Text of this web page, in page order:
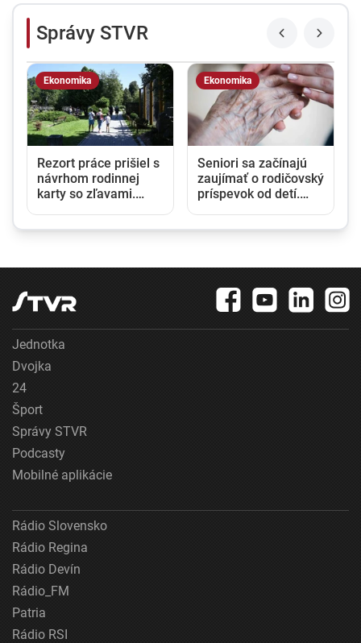
Správy STVR
Ekonomika
Rezort práce prišiel s
návrhom rodinnej
karty so zľavami.
Ekonomika
Seniori sa začínajú
zaujímať o rodičovský
príspevok od detí.
Jednotka
Dvojka
24
Šport
Správy STVR
Podcasty
Mobilné aplikácie
Rádio Slovensko
Rádio Regina
Rádio Devín
Rádio_FM
Patria
Rádio RSI